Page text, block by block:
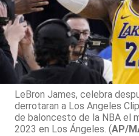
LeBron James, celebra
derrotaran a Los Angeles
de baloncesto de la NBA el
2023 en Los Ángeles. (AP/